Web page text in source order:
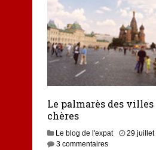
Le palmarès des
chères
Le blog de l'expat 29 juillet
3 commentaires